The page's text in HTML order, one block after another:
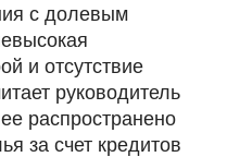
с долевым
и отсутствие
руководитель
распространено
за счет кредитов